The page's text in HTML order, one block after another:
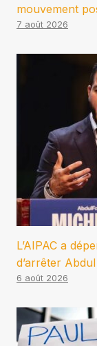
mouvement
7 août 2026
L’AIPAC a
d’arrêter
6 août 2026